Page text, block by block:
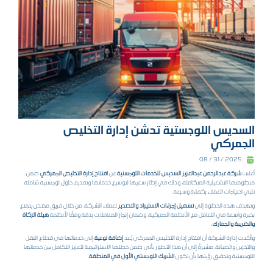
السديس اللوجستية تدشن إدارة التخليص
الجمركي
2025 / 31 / 08
أعلنت شركة عبدالرحمن عبدالعزيز السديس للخدمات اللوجستية عن افتتاح إدارة التخليص الجمركي ضمن
منظومتها التشغيلية المتكاملة، وذلك في إطار سعيها لتوسيع خدماتها وتقديم حلول لوجستية شاملة
تلبي احتياجات العملاء بكفاءة وسرعة.
وتهدف هذه الخطوة إلىتسهيل إجراءات الاستيراد والتصدير لعملاء الشركة، من خلال فريق مختص يتمتع
بخبرة واسعة في التعامل مع الأنظمة الجمركية، وضمان إنجاز المعاملات بدقة وفقًا لأنظمة هيئة الزكاة
والضريبة والجمارك.
وأكدت إدارة الشركة أن افتتاح إدارة التخليص الجمركي يُعد إضافة نوعية إلى خدماتها في قطاع النقل
والتخزين والصيانة، مشيرةً إلى أن هذا التطور يأتي ضمن خطتها الاستراتيجية لتعزيز التكامل بين خدماتها
اللوجستية وتحقيق رؤيتها بأن تكون الشريك اللوجستي الأول في المنطقة.